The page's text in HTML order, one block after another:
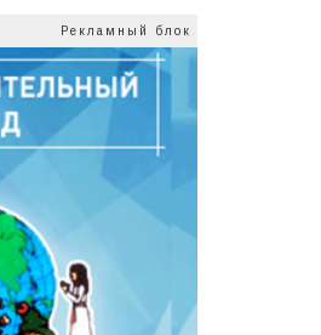
Рекламный блок